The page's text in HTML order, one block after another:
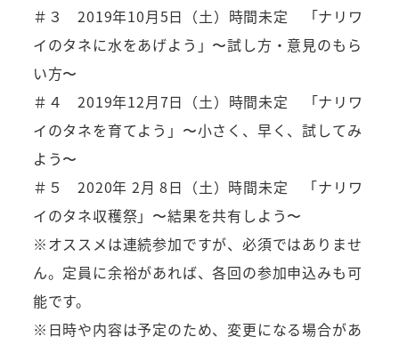
＃３ 2019年10月5日（土）時間未定 「ナリワ
イのタネに水をあげよう」〜試し方・意見のもら
い方〜
＃４ 2019年12月7日（土）時間未定 「ナリワ
イのタネを育てよう」〜小さく、早く、試してみ
よう〜
＃５ 2020年 2月 8日（土）時間未定 「ナリワ
イのタネ収穫祭」〜結果を共有しよう〜
※オススメは連続参加ですが、必須ではありませ
ん。定員に余裕があれば、各回の参加申込みも可
能です。
※日時や内容は予定のため、変更になる場合があ